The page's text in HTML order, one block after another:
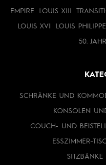
EMPIRE LOUIS XIII
LOUIS XVI LOUIS PHILIPPE
50.
SCHRÄNKE UND
KONSOLEN
COUCH- UND
ESSZIMMER-